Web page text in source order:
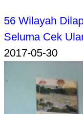
56 Wilayah
Seluma Cek
2017-05-30